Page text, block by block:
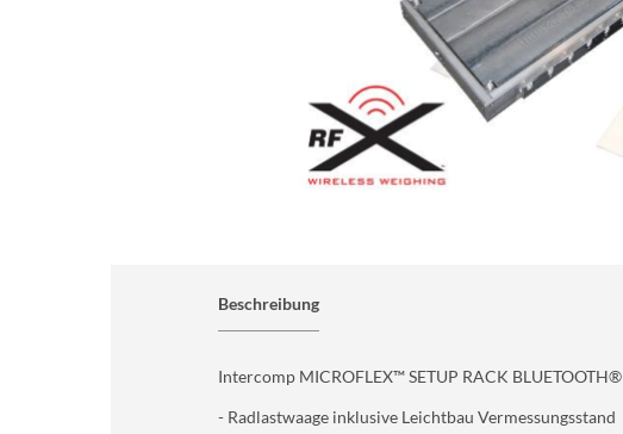
Beschreibung
Intercomp MICROFLEX™ SETUP RACK BLUETOOTH®
- Radlastwaage inklusive Leichtbau Vermessungsstand